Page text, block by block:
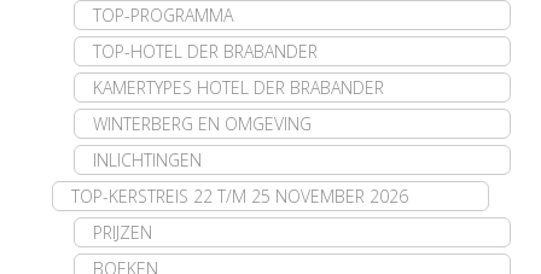
TOP-PROGRAMMA
TOP-HOTEL DER BRABANDER
KAMERTYPES HOTEL DER BRABANDER
WINTERBERG EN OMGEVING
INLICHTINGEN
TOP-KERSTREIS 22 T/M 25 NOVEMBER 2026
PRIJZEN
BOEKEN